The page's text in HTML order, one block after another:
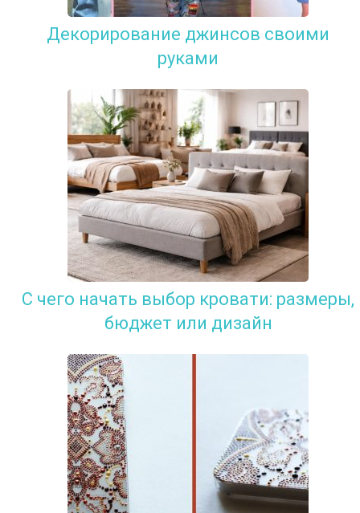
Декорирование джинсов своими
руками
С чего начать выбор кровати: размеры,
бюджет или дизайн